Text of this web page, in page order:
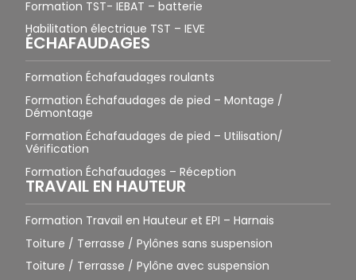
Formation TST- IEBAT – batterie
Habilitation électrique TST – IEVE
ÉCHAFAUDAGES
Formation Échafaudages roulants
Formation Échafaudages de pied – Montage /
Démontage
Formation Échafaudages de pied – Utilisation/
Vérification
Formation Échafaudages – Réception
TRAVAIL EN HAUTEUR
Formation Travail en Hauteur et EPI – Harnais
Toiture / Terrasse / Pylônes sans suspension
Toiture / Terrasse / Pylône avec suspension